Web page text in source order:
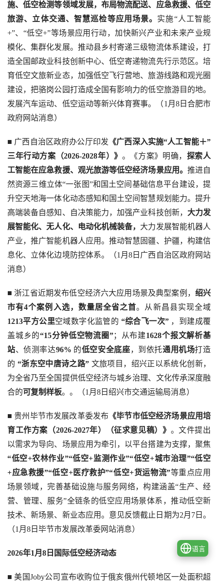
施、低空检测等领域发展，布局物流配送、应急救援、低空
旅游、立体交通、智慧巡检等应用场景。 实施“人工智能
+”、“低空+”等场景应用行动，加快新兴产业和未来产业规
模化、集群化发展。推动县乡村寄递三级物流体系建设，打
造全国邮政业科技创新中心、低空寄递物流先行示范区。培
育低空文旅新业态，加强低空飞行营地、旅游线路和观光圈
建设，把骆岗公园打造成全国有影响力的低空旅游目的地。
发展汽车运动、低空运动等新兴体育赛事。（1月8日合肥市
政府网站消息）
■ 广西自治区政府办公厅印发 《广西深入实施“人工智能＋”
三年行动方案（2026-2028年）》 。《方案》明确， 探索人
工智能在应急救援、观光旅游等低空经济场景应用。 推进自
然资源三维立体“一张图”和国土空间基础信息平台建设，提
升空天地海一体化动态感知和国土空间智慧规划能力。提升
高端装备自感知、自决策能力，加强产业科技创新， 大力发
展智能化、无人化、电动化机械装备， 大力发展智能机器人
产业，推广智能机器人应用。推动智慧固疆、护疆，构建信
息化、立体化边境防控体系。（1月8日广西自治区政府网站
消息）
■ 浙江省近期发布低空经济六大应用场景及典型案例， 绍兴
市有4个案例入选，数量居全省之首。从新昌县实现全域
1213平方公里空域数字化监管的 “综合飞一次” ，到建成覆
盖城乡的“15分钟低空物流圈”；从布建1628个报文解析基
站、侦测率达96% 的低空安全底座，到依托通用机场打造
的 “浙东空中唐诗之路” 文旅项目，绍兴正以系统化创新，
为全省乃至全国提供低空经济与城乡治理、文化传承深度融
合的可复制样板。。（1月8日绍兴市交通运输局消息）
■ 贵州毕节市发展改革委发布 《毕节市低空经济场景应用培
育工作方案（2026-2027年）（征求意见稿）》 。文件提出
以需求为导向、场景应用为牵引，以平台搭建为支撑，聚焦
“低空+农林作业”“低空+监测作业”“低空+城市治理”“低空
+应急救援”“低空+医疗救护”“低空+货运物流”等重点应用
场景领域，完善基础设施与服务网络，构建涵盖“生产、经
营、管理、服务”全链条的低空应用场景体系，推动低空新
技术、新场景、新业态应用。意见反馈截止日期为2月7日。
（1月8日毕节市发展改革委网站消息）
2026年1月8日国际低空经济动态
■ 美国Joby公司宣布收购位于俄亥俄州代顿地区一处面积超
语言